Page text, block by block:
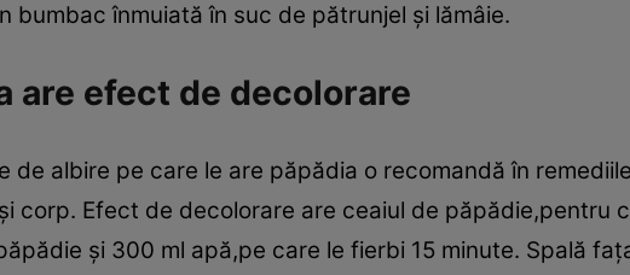
bumbac înmuiată în suc de pătrunjel şi lămâie.
are efect de decolorare
de albire pe care le are păpădia o recomandă în
corp. Efect de decolorare are ceaiul de păpădie,pentru
şi 300 ml apă,pe care le fierbi 15 minute. Spală